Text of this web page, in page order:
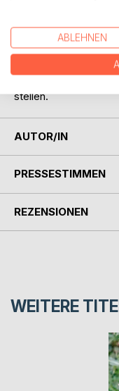
BESCHREIBUNG
Zwischen Liebe und
stellen.
AUTOR/IN
PRESSESTIMMEN
REZENSIONEN
WEITERE
ABLEHNEN